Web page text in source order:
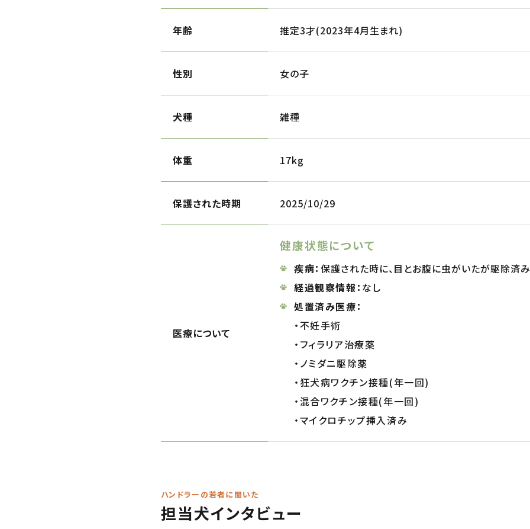
年齢 推定3才(2023年4月生まれ)
性別 女の子
犬種 雑種
体重 17kg
保護された時期 2025/10/29
医療について
健康状態について
疾病： 保護された時に、目とお腹に虫がいたが駆除済み
経過観察情報： なし
処置済み医療：
・不妊手術
・フィラリア治療薬
・ノミダニ駆除薬
・狂犬病ワクチン接種(年一回)
・混合ワクチン接種(年一回)
・マイクロチップ挿入済み
ハンドラーの若者に聞いた
担当犬インタビュー